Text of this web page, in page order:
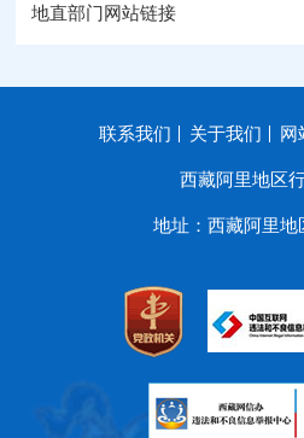
地直部门网站链接
联系我们 关于我们 网
西藏阿里地区
地址：西藏阿里地